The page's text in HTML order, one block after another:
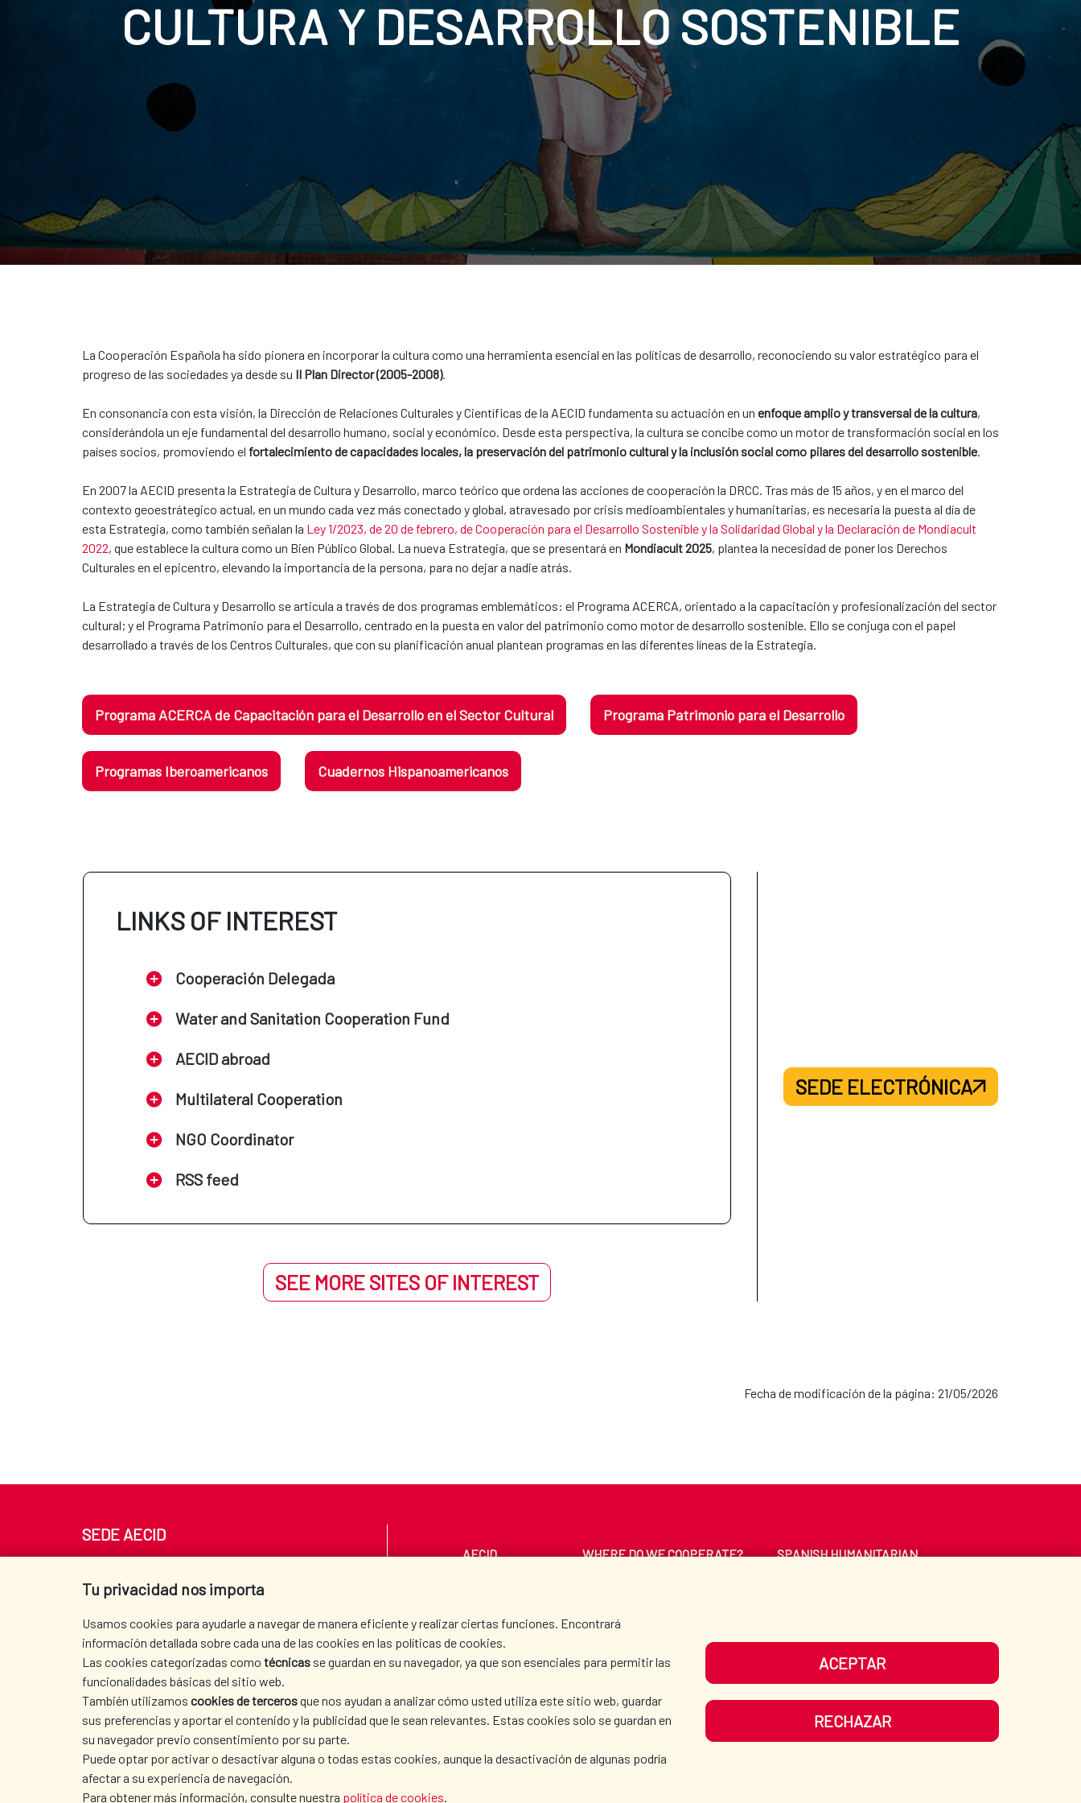
CULTURA Y DESARROLLO SOSTENIBLE
La Cooperación Española ha sido pionera en incorporar la cultura como una herramienta esencial en las políticas de desarrollo, reconociendo su valor estratégico para el
progreso de las sociedades ya desde su II Plan Director (2005-2008).
En consonancia con esta visión, la Dirección de Relaciones Culturales y Científicas de la AECID fundamenta su actuación en un enfoque amplio y transversal de la cultura,
considerándola un eje fundamental del desarrollo humano, social y económico. Desde esta perspectiva, la cultura se concibe como un motor de transformación social en los
países socios, promoviendo el fortalecimiento de capacidades locales, la preservación del patrimonio cultural y la inclusión social como pilares del desarrollo sostenible
En 2007 la AECID presenta la Estrategia de Cultura y Desarrollo, marco teórico que ordena las acciones de cooperación la DRCC. Tras más de 15 años, y en el marco del
contexto geoestrátegico actual, en un mundo cada vez más conectado y global, atravesado por crisis medioambientales y humanitarias, es necesaria la puesta al día de
esta Estrategia, como también señalan la Ley 1/2023, de 20 de febrero, de Cooperación para el Desarrollo Sostenible y la Solidaridad Global y la Declaración de Mondiacult
2022, que establece la cultura como un Bien Público Global. La nueva Estrategia, que se presentará en Mondiacult 2025, plantea la necesidad de poner los Derechos
Culturales en el epicentro, elevando la importancia de la persona, para no dejar a nadie atrás.
La Estrategia de Cultura y Desarrollo se articula a través de dos programas emblemáticos: el Programa ACERCA, orientado a la capacitación y profesionalización del sector
cultural; y el Programa Patrimonio para el Desarrollo, centrado en la puesta en valor del patrimonio como motor de desarrollo sostenible. Ello se conjuga con el papel
desarrollado a través de los Centros Culturales, que con su planificación anual plantean programas en las diferentes líneas de la Estrategia.
Programa ACERCA de Capacitación para el Desarrollo en el Sector Cultural Programa Patrimonio para el Desarrollo
Programas Iberoamericanos Cuadernos Hispanoamericanos
LINKS OF INTEREST
Cooperación Delegada
Water and Sanitation Cooperation Fund
AECID abroad
Multilateral Cooperation
NGO Coordinator
RSS feed
SEE MORE SITES OF INTEREST
SEDE ELECTRÓNICA
Fecha de modificación de la página: 21/05/2026
Tu privacidad nos importa
Usamos cookies para ayudarle a navegar de manera eficiente y realizar ciertas funciones. Encontrará
información detallada sobre cada una de las cookies en las políticas de cookies.
Las cookies categorizadas como técnicas se guardan en su navegador, ya que son esenciales para permitir las
funcionalidades básicas del sitio web.
También utilizamos cookies de tercerosque nos ayudan a analizar cómo usted utiliza este sitio web, guardar
sus preferencias y aportar el contenido y la publicidad que le sean relevantes. Estas cookies solo se guardan en
su navegador previo consentimiento por su parte.
Puede optar por activar o desactivar alguna o todas estas cookies, aunque la desactivación de algunas podría
afectar a su experiencia de navegación.
Para obtener más información, consulte nuestra política de cookies.
ACEPTAR
RECHAZAR
SEDE AECID
Tel. +34 900 20 30 54​​​​​​​
AECID WHERE DO WE COOPERATE?
SPANISH HUMANITARIAN
PRESS ROOM CULTURE AND SCIENCE
OUR SOCIAL MEDIA
TERMS OF USE | DATA PROTECTION | COOKIE POLICY |